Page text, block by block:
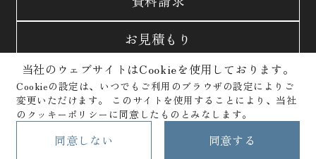
お見積もり
お問合わせ
サイトポリシー
プライバシーポリシー
クッキーポリシー
Copyright © Memolead Corporation. All Rights Reserved.
当社のウェブサイトはCookieを使用しております。
Cookieの設定は、いつでもご利用のブラウザの設定によりご
変更いただけます。
このサイトを使用することにより、当社
のクッキーポリシーに同意したものとみなします。
同意しない 同意する